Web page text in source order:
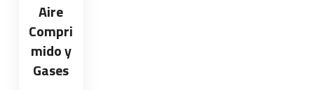
Aire
Compri
mido y
Gases